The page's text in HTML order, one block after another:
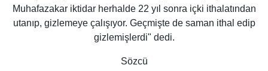
Muhafazakar iktidar herhalde 22 yıl sonra içki ithalatından
utanıp, gizlemeye çalışıyor. Geçmişte de saman ithal edip
gizlemişlerdi" dedi.
Sözcü